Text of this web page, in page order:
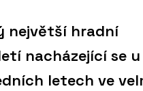
největší hradní
nacházející se u
letech ve